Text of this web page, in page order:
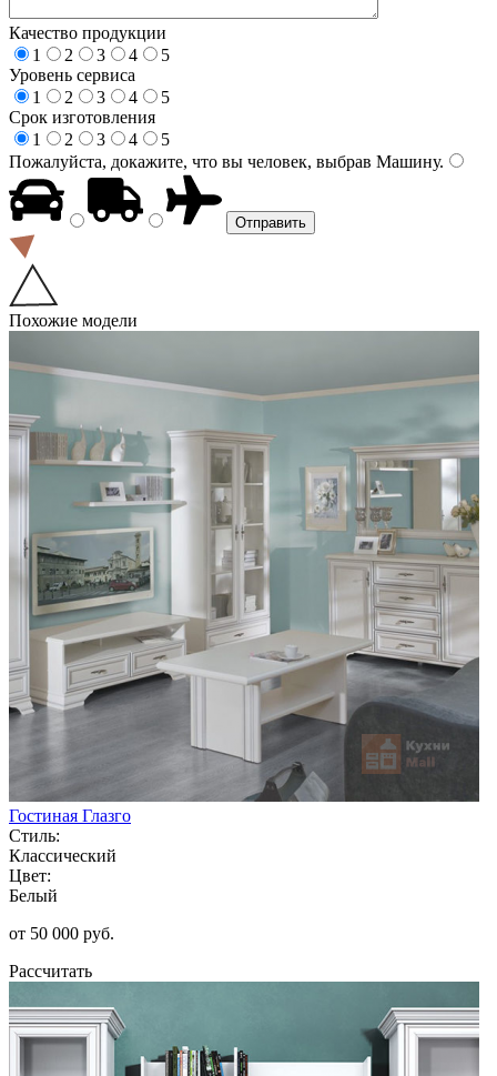
Качество продукции
1
2 3 4
5
Уровень сервиса
1
2 3 4
5
Срок изготовления
1
2 3 4
5
Пожалуйста, докажите, что вы человек, выбрав Машину.
Похожие модели
Гостиная Глазго
Стиль:
Классический
Цвет:
Белый
от 50 000 руб.
Рассчитать